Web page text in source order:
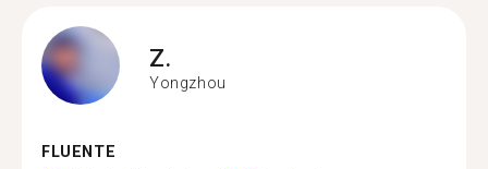
Z.
Yongzhou
FLUENTE